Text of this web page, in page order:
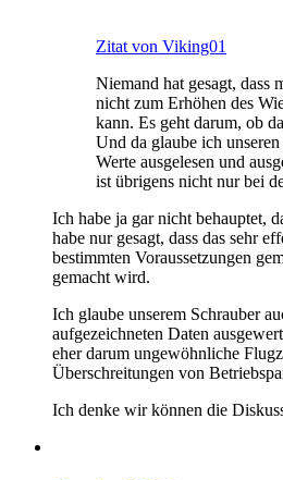
Zitat von Viking01
Niemand hat gesagt, dass
nicht zum Erhöhen des
kann. Es geht darum, ob
Und da glaube ich unseren
Werte ausgelesen und
ist übrigens nicht nur bei
Ich habe ja gar nicht behauptet,
habe nur gesagt, dass das sehr
bestimmten Voraussetzungen
gemacht wird.
Ich glaube unserem Schrauber
aufgezeichneten Daten
eher darum ungewöhnliche
Überschreitungen von
Ich denke wir können die